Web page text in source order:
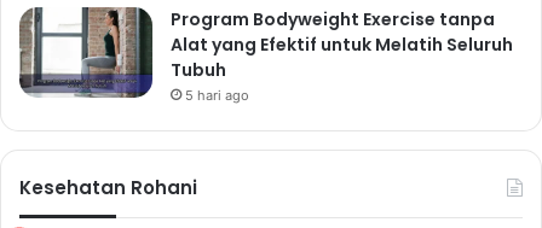
Meningkatkan suasana hati
Mencegah penyakit kronis
4. Teknik Pernapasan yang
Benar: Mengoptimalkan
Fungsi Paru-paru
Teknik pernapasan yang benar seringkali diabaikan,
Program Bodyweight Exercise tanpa
Alat yang Efektif untuk Melatih Seluruh
Tubuh
5 hari ago
Kesehatan Rohani